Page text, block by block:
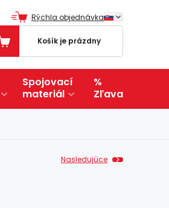
Rýchla objednávka
Košík je prázdny
Spojovací
materiál
%
Zľava
Nasledujúce